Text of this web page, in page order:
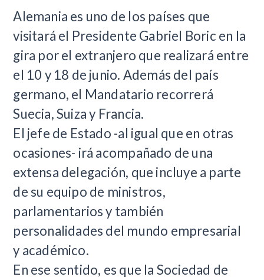
Alemania es uno de los países que
visitará el Presidente Gabriel Boric en la
gira por el extranjero que realizará entre
el 10 y 18 de junio. Además del país
germano, el Mandatario recorrerá
Suecia, Suiza y Francia.
El jefe de Estado -al igual que en otras
ocasiones- irá acompañado de una
extensa delegación, que incluye a parte
de su equipo de ministros,
parlamentarios y también
personalidades del mundo empresarial
y académico.
En ese sentido, es que la Sociedad de